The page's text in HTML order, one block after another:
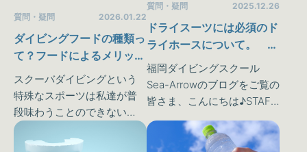
質問・疑問 2026.01.22
ダイビングフードの種類っ
て？フードによるメリット
とデメリットとはなに？
スクーバダイビングという
特殊なスポーツは私達が普
段味わうことのできない
《水中世界》を体験するこ
とが可能です♪しかしダイビ
質問・疑問 2025.12.26
ドライスーツには必須のド
ライホースについて。 よ
くある質問疑問をまとめて
みました📝
福岡ダイビングスクール
Sea-Arrowのブログをご覧の
皆さま、こんにちは♪STAFF
のヒロです(^^昨日クリスマ
スが終わり、あっという間